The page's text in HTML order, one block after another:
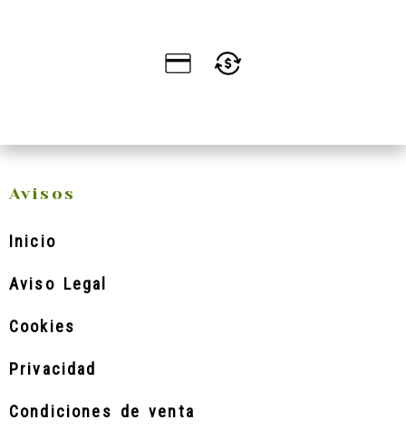
Avisos
Inicio
Aviso Legal
Cookies
Privacidad
Condiciones de venta